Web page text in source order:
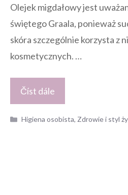
Olejek migdałowy jest
świętego Graala, ponieważ
skóra szczególnie korzysta z
kosmetycznych. …
Číst dále
Kategorie
Higiena osobista, Zdrowie i styl